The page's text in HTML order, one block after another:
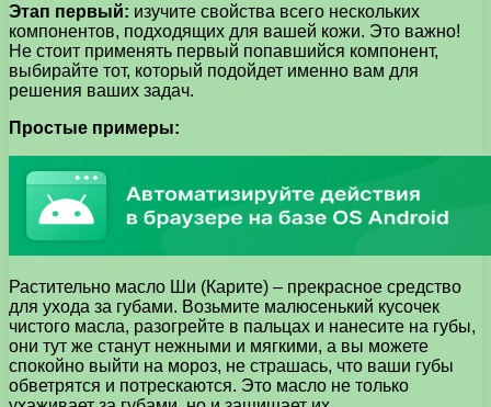
Этап первый: изучите свойства всего нескольких
компонентов, подходящих для вашей кожи. Это важно!
Не стоит применять первый попавшийся компонент,
выбирайте тот, который подойдет именно вам для
решения ваших задач.
Простые примеры:
Растительно масло Ши (Карите) – прекрасное средство
для ухода за губами. Возьмите малюсенький кусочек
чистого масла, разогрейте в пальцах и нанесите на губы,
они тут же станут нежными и мягкими, а вы можете
спокойно выйти на мороз, не страшась, что ваши губы
обветрятся и потрескаются. Это масло не только